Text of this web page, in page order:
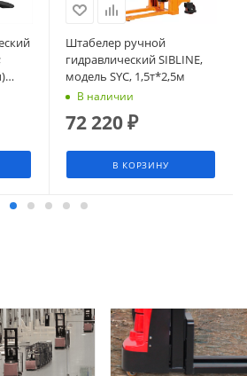
Штабелер ручной
гидравлический SIBLINE,
модель SYC, 1,5т*2,5м
В наличии
72 220₽
В КОРЗИНУ